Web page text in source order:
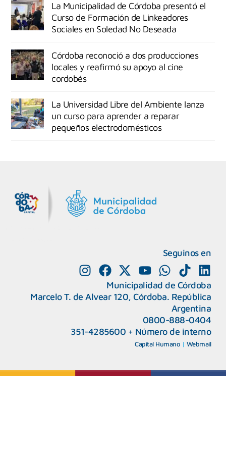
La Municipalidad de Córdoba presentó el
Curso de Formación de Linkeadores
Sociales en Soledad No Deseada
Córdoba reconoció a dos producciones
locales y reafirmó su apoyo al cine
cordobés
La Universidad Libre del Ambiente lanza
un curso para aprender a reparar
pequeños electrodomésticos
Seguinos en
Municipalidad de Córdoba
Marcelo T. de Alvear 120, Córdoba. República
Argentina
0800-888-0404
351-4285600 + Número de interno
Capital Humano | Webmail
CAPeM – Centro de Atención a Personas Migrantes y Refugiadas.